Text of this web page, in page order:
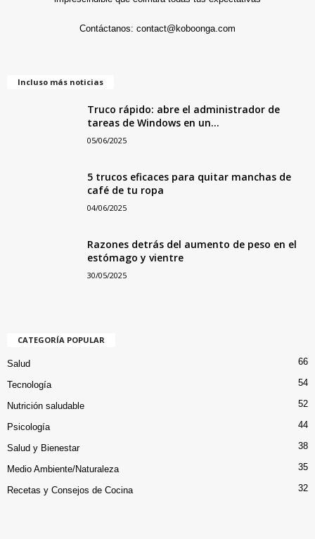
Contáctanos: contact@koboonga.com
Incluso más noticias
Truco rápido: abre el administrador de
tareas de Windows en un...
05/06/2025
5 trucos eficaces para quitar manchas de
café de tu ropa
04/06/2025
Razones detrás del aumento de peso en el
estómago y vientre
30/05/2025
CATEGORÍA POPULAR
Salud 66
Tecnología 54
Nutrición saludable 52
Psicología 44
Salud y Bienestar 38
Medio Ambiente/Naturaleza 35
Recetas y Consejos de Cocina 32